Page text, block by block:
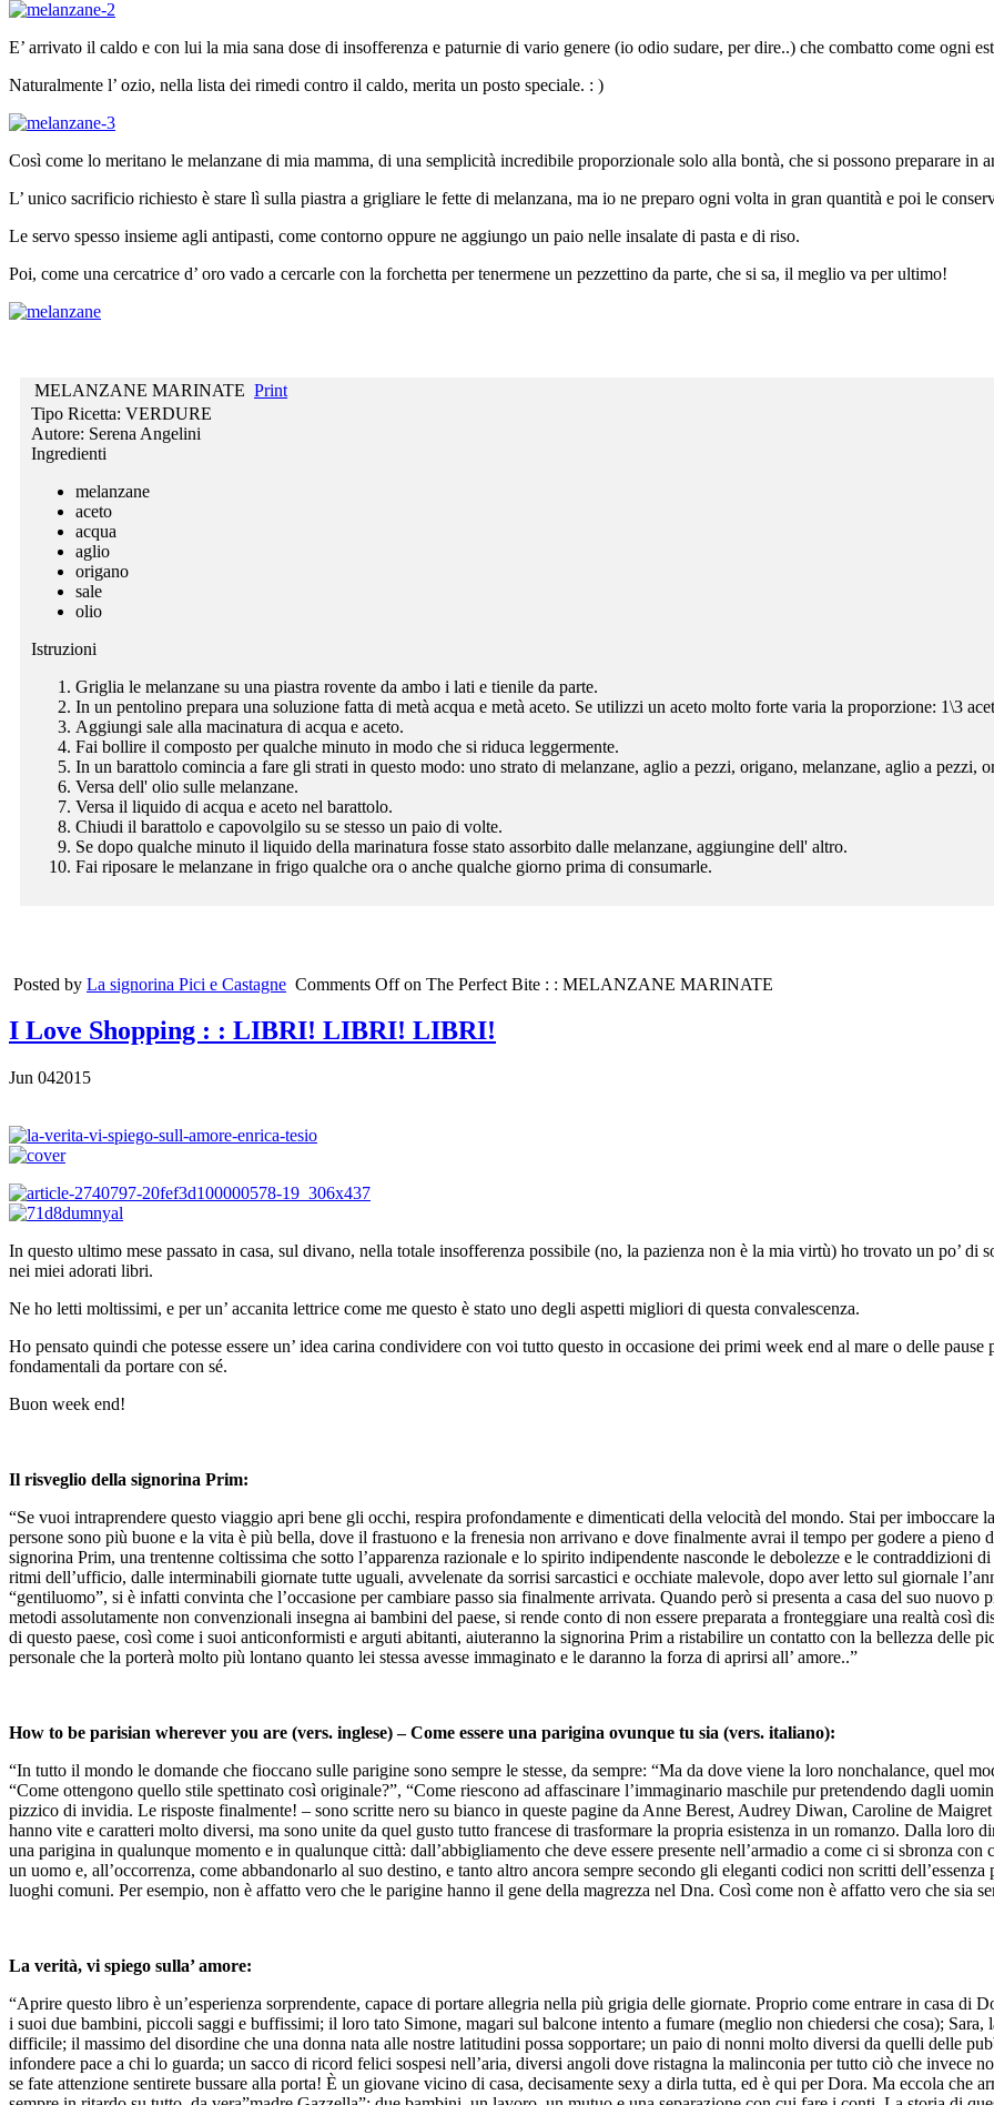
E’ arrivato il caldo e con lui la mia sana dose di insofferenza e paturnie di vario genere (io odio sudare, per dire..) che combatto come ogni
Naturalmente l’ ozio, nella lista dei rimedi contro il caldo, merita un posto speciale. : )
Così come lo meritano le melanzane di mia mamma, di una semplicità incredibile proporzionale solo alla bontà, che si possono preparare in
L’ unico sacrificio richiesto è stare lì sulla piastra a grigliare le fette di melanzana, ma io ne preparo ogni volta in gran quantità e poi le
Le servo spesso insieme agli antipasti, come contorno oppure ne aggiungo un paio nelle insalate di pasta e di riso.
Poi, come una cercatrice d’ oro vado a cercarle con la forchetta per tenermene un pezzettino da parte, che si sa, il meglio va per ultimo!
MELANZANE MARINATE Print
Tipo Ricetta: VERDURE
Autore: Serena Angelini
Ingredienti
melanzane
aceto
acqua
aglio
origano
sale
olio
Istruzioni
Griglia le melanzane su una piastra rovente da ambo i lati e tienile da parte.
In un pentolino prepara una soluzione fatta di metà acqua e metà aceto. Se utilizzi un aceto molto forte varia la proporzione: 1\3
Aggiungi sale alla macinatura di acqua e aceto.
Fai bollire il composto per qualche minuto in modo che si riduca leggermente.
In un barattolo comincia a fare gli strati in questo modo: uno strato di melanzane, aglio a pezzi, origano, melanzane, aglio a pezzi,
Versa dell' olio sulle melanzane.
Versa il liquido di acqua e aceto nel barattolo.
Chiudi il barattolo e capovolgilo su se stesso un paio di volte.
Se dopo qualche minuto il liquido della marinatura fosse stato assorbito dalle melanzane, aggiungine dell' altro.
Fai riposare le melanzane in frigo qualche ora o anche qualche giorno prima di consumarle.
Posted by La signorina Pici e Castagne Comments Offon The Perfect Bite : : MELANZANE MARINATE
I Love Shopping : : LIBRI! LIBRI! LIBRI!
Jun 042015
In questo ultimo mese passato in casa, sul divano, nella totale insofferenza possibile (no, la pazienza non è la mia virtù) ho trovato un po’
nei miei adorati libri.
Ne ho letti moltissimi, e per un’ accanita lettrice come me questo è stato uno degli aspetti migliori di questa convalescenza.
Ho pensato quindi che potesse essere un’ idea carina condividere con voi tutto questo in occasione dei primi week end al mare o delle
fondamentali da portare con sé.
Buon week end!
Il risveglio della signorina Prim:
“Se vuoi intraprendere questo viaggio apri bene gli occhi, respira profondamente e dimenticati della velocità del mondo. Stai per imboccare
persone sono più buone e la vita è più bella, dove il frastuono e la frenesia non arrivano e dove finalmente avrai il tempo per godere a pieno
signorina Prim, una trentenne coltissima che sotto l’apparenza razionale e lo spirito indipendente nasconde le debolezze e le contraddizioni
ritmi dell’ufficio, dalle interminabili giornate tutte uguali, avvelenate da sorrisi sarcastici e occhiate malevole, dopo aver letto sul giornale
“gentiluomo”, si è infatti convinta che l’occasione per cambiare passo sia finalmente arrivata. Quando però si presenta a casa del suo
metodi assolutamente non convenzionali insegna ai bambini del paese, si rende conto di non essere preparata a fronteggiare una realtà così
di questo paese, così come i suoi anticonformisti e arguti abitanti, aiuteranno la signorina Prim a ristabilire un contatto con la bellezza delle
personale che la porterà molto più lontano quanto lei stessa avesse immaginato e le daranno la forza di aprirsi all’ amore..”
How to be parisian wherever you are (vers. inglese) – Come essere una parigina ovunque tu sia (vers. italiano):
“In tutto il mondo le domande che fioccano sulle parigine sono sempre le stesse, da sempre: “Ma da dove viene la loro nonchalance, quel
“Come ottengono quello stile spettinato così originale?”, “Come riescono ad affascinare l’immaginario maschile pur pretendendo dagli
pizzico di invidia. Le risposte finalmente! – sono scritte nero su bianco in queste pagine da Anne Berest, Audrey Diwan, Caroline de
hanno vite e caratteri molto diversi, ma sono unite da quel gusto tutto francese di trasformare la propria esistenza in un romanzo. Dalla loro
una parigina in qualunque momento e in qualunque città: dall’abbigliamento che deve essere presente nell’armadio a come ci si sbronza con
un uomo e, all’occorrenza, come abbandonarlo al suo destino, e tanto altro ancora sempre secondo gli eleganti codici non scritti
luoghi comuni. Per esempio, non è affatto vero che le parigine hanno il gene della magrezza nel Dna. Così come non è affatto vero che sia
La verità, vi spiego sulla’ amore:
“Aprire questo libro è un’esperienza sorprendente, capace di portare allegria nella più grigia delle giornate. Proprio come entrare in casa di
i suoi due bambini, piccoli saggi e buffissimi; il loro tato Simone, magari sul balcone intento a fumare (meglio non chiedersi che cosa);
difficile; il massimo del disordine che una donna nata alle nostre latitudini possa sopportare; un paio di nonni molto diversi da quelli delle
infondere pace a chi lo guarda; un sacco di ricord felici sospesi nell’aria, diversi angoli dove ristagna la malinconia per tutto ciò che invece
se fate attenzione sentirete bussare alla porta! È un giovane vicino di casa, decisamente sexy a dirla tutta, ed è qui per Dora. Ma eccola che